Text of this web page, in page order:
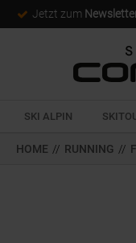
Jetzt zum
SKI ALPIN
HOME // RUNNING //